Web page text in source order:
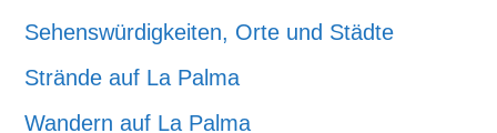
Sehenswürdigkeiten, Orte und Städte
Strände auf La Palma
Wandern auf La Palma